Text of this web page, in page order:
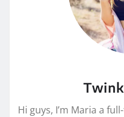
Hi guys, I’m Maria a